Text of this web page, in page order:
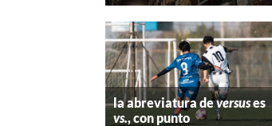
la abreviatura deversuses
vs., con punto